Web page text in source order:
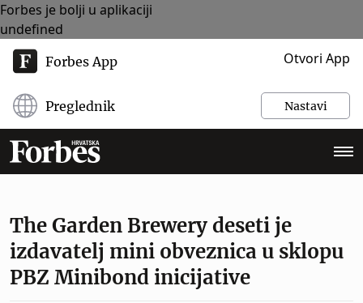
Forbes je bolji u aplikaciji
undefined
Forbes App Otvori App
Preglednik Nastavi
The Garden Brewery deseti je
izdavatelj mini obveznica u sklopu
PBZ Minibond inicijative